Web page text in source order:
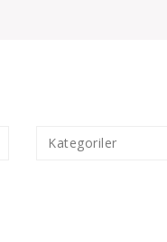
Kategoriler